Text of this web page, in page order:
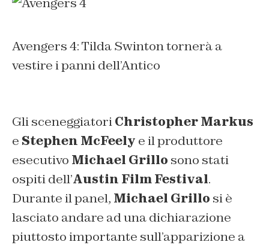
Avengers 4: Tilda Swinton tornerà a
vestire i panni dell’Antico
Gli sceneggiatoriChristopher Markus
e Stephen McFeely e il produttore
esecutivo Michael Grillo sono stati
ospiti dell’Austin Film Festival.
Durante il panel, Michael Grillo si è
lasciato andare ad una dichiarazione
piuttosto importante sull’apparizione a